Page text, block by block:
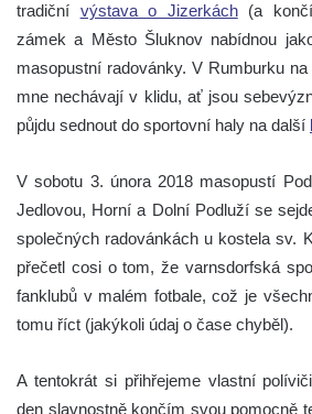
tradiční výstava o Jizerkách(a končí
zámek a Město Šluknov nabídnou
masopustní radovánky. V Rumburku na
mne nechávají v klidu, ať jsou
půjdu sednout do sportovní haly na další
V sobotu 3. února 2018 masopustí
Jedlovou, Horní a Dolní Podluží se
společných radovánkách u kostela sv.
přečetl cosi o tom, že varnsdorfská
fanklubů v malém fotbale, což je
tomu říct (jakýkoli údaj o čase chyběl).
A tentokrát si přihřejeme vlastní
den slavnostně končím svou pomocně